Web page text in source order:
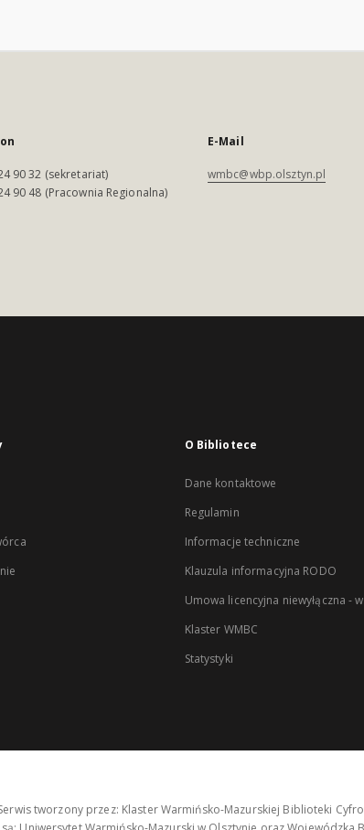
90 32 (sekretariat)
90 48 (Pracownia Regionalna)
E-Mail
wmbc@wbp.olsztyn.pl
O Bibliotece
Dane kontaktowe
Regulamin
Informacje techniczne
Klauzula informacyjna RODO
Umowa licencyjna niewyłączna -
Klaster WMBC
Statystyki
tworzony przez: Klaster Warmińsko-Mazurskiej Biblioteki